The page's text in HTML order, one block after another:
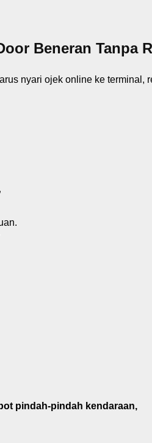
Beneran Tanpa
nyari ojek online ke terminal,
pindah-pindah kendaraan,